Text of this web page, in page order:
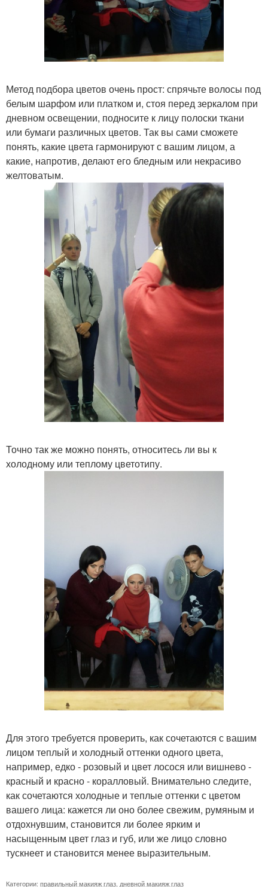
Метод подбора цветов очень прост: спрячьте волосы под
белым шарфом или платком и, стоя перед зеркалом при
дневном освещении, подносите к лицу полоски ткани
или бумаги различных цветов. Так вы сами сможете
понять, какие цвета гармонируют с вашим лицом, а
какие, напротив, делают его бледным или некрасиво
желтоватым.
Точно так же можно понять, относитесь ли вы к
холодному или теплому цветотипу.
Для этого требуется проверить, как сочетаются с вашим
лицом теплый и холодный оттенки одного цвета,
например, едко - розовый и цвет лосося или вишнево -
красный и красно - коралловый. Внимательно следите,
как сочетаются холодные и теплые оттенки с цветом
вашего лица: кажется ли оно более свежим, румяным и
отдохнувшим, становится ли более ярким и
насыщенным цвет глаз и губ, или же лицо словно
тускнеет и становится менее выразительным.
Категории: правильный макияж глаз дневной макияж глаз